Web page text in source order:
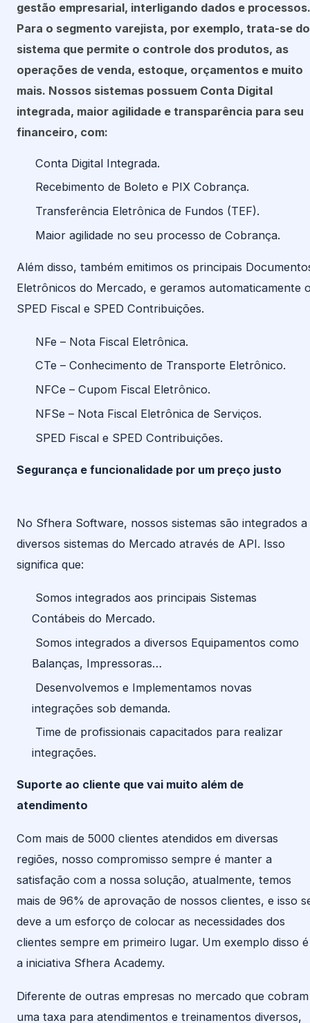
gestão empresarial, interligando dados e processos.
Para o segmento varejista, por exemplo, trata-se do
sistema que permite o controle dos produtos, as
operações de venda, estoque, orçamentos e muito
mais. Nossos sistemas possuem Conta Digital
integrada, maior agilidade e transparência para seu
financeiro, com:
Conta Digital Integrada.
Recebimento de Boleto e PIX Cobrança.
Transferência Eletrônica de Fundos (TEF).
Maior agilidade no seu processo de Cobrança.
Além disso, também emitimos os principais
Eletrônicos do Mercado, e geramos automaticamente
SPED Fiscal e SPED Contribuições.
NFe – Nota Fiscal Eletrônica.
CTe – Conhecimento de Transporte Eletrônico.
NFCe – Cupom Fiscal Eletrônico.
NFSe – Nota Fiscal Eletrônica de Serviços.
SPED Fiscal e SPED Contribuições.
Segurança e funcionalidade por um preço justo
No Sfhera Software, nossos sistemas são integrados a
diversos sistemas do Mercado através de API. Isso
significa que:
Somos integrados aos principais Sistemas
Contábeis do Mercado.
Somos integrados a diversos Equipamentos como
Balanças, Impressoras…
Desenvolvemos e Implementamos novas
integrações sob demanda.
Time de profissionais capacitados para realizar
integrações.
Suporte ao cliente que vai muito além de
atendimento
Com mais de 5000 clientes atendidos em diversas
regiões, nosso compromisso sempre é manter a
satisfação com a nossa solução, atualmente, temos
mais de 96% de aprovação de nossos clientes, e isso
deve a um esforço de colocar as necessidades dos
clientes sempre em primeiro lugar. Um exemplo disso é
a iniciativa Sfhera Academy.
Diferente de outras empresas no mercado que cobram
uma taxa para atendimentos e treinamentos diversos,